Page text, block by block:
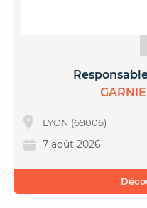
LYON (69006)
7 août 2026